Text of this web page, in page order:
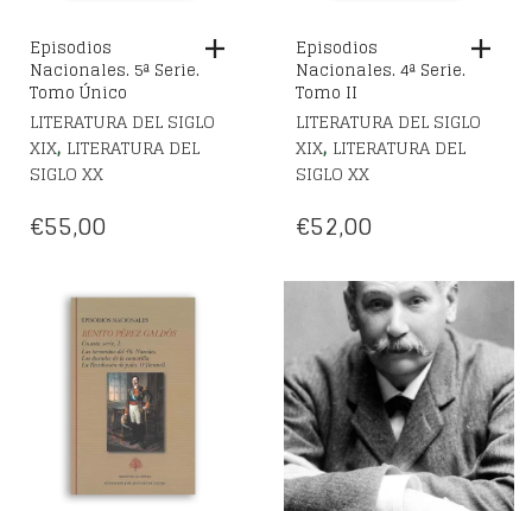
Episodios
Nacionales. 5ª Serie.
Tomo Único
LITERATURA DEL SIGLO
XIX, LITERATURA DEL
SIGLO XX
€55,00
Episodios
Nacionales. 4ª Serie.
Tomo II
LITERATURA DEL SIGLO
XIX, LITERATURA DEL
SIGLO XX
€52,00